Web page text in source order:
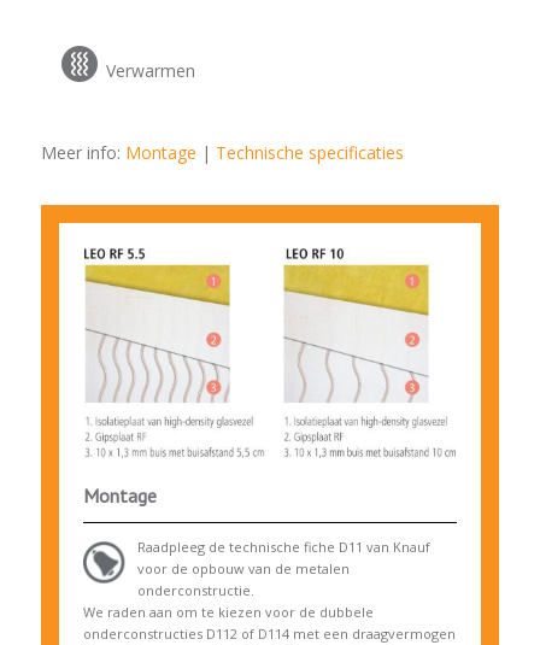
Verwarmen
Meer info: Montage | Technische specificaties
Montage
Raadpleeg de technische fiche D11 van Knauf
voor de opbouw van de metalen
onderconstructie.
We raden aan om te kiezen voor de dubbele
onderconstructies D112 of D114 met een draagvermogen